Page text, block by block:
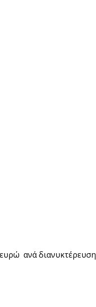
ανά διανυκτέρευση